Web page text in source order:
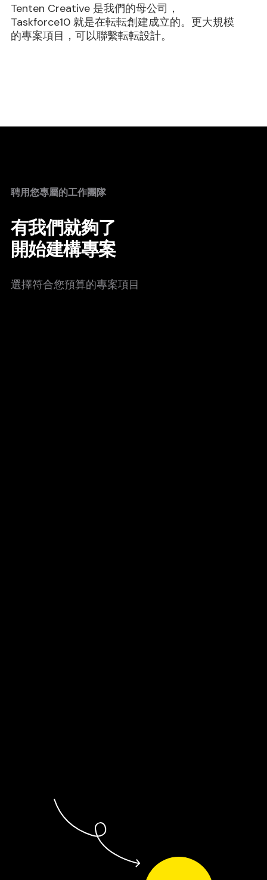
Tenten Creative 是我們的母公司，
Taskforce10 就是在転転創建成立的。更大規模
的專案項目，可以聯繫転転設計。
聘用您專屬的工作團隊
有我們就夠了
開始建構專案
選擇符合您預算的專案項目